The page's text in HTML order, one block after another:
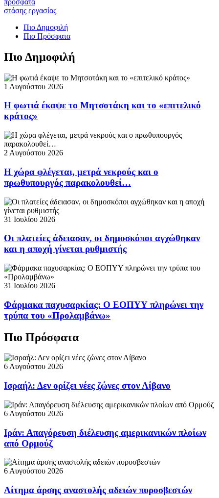
στάσης εργασίας
Πιο Δημοφιλή
Πιο Πρόσφατα
Πιο Δημοφιλή
1 Αυγούστου 2026
Η φωτιά έκαψε το Μητσοτάκη και το «επιτελικό
κράτος»
2 Αυγούστου 2026
Η χώρα φλέγεται, μετρά νεκρούς και ο
πρωθυπουργός παρακολουθεί…
31 Ιουλίου 2026
Οι πλατείες άδειασαν, οι δημοσκόποι αγχώθηκαν
και η αποχή γίνεται ρυθμιστής
31 Ιουλίου 2026
Φάρμακα παχυσαρκίας: Ο ΕΟΠΥΥ πληρώνει την
τρύπα του «Προλαμβάνω»
Πιο Πρόσφατα
6 Αυγούστου 2026
Ισραήλ: Δεν ορίζει νέες ζώνες στον Λίβανο
6 Αυγούστου 2026
Ιράν: Απαγόρευση διέλευσης αμερικανικών πλοίων
από Ορμούζ
6 Αυγούστου 2026
Αίτημα άρσης αναστολής αδειών πυροσβεστών